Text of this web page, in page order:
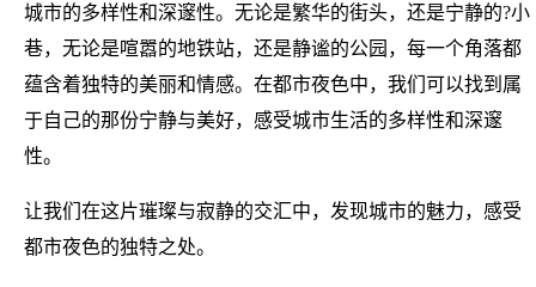
城市的多样性和深邃性。无论是繁华的街头，还是宁静的?小
巷，无论是喧嚣的地铁站，还是静谧的公园，每一个角落都
蕴含着独特的美丽和情感。在都市夜色中，我们可以找到属
于自己的那份宁静与美好，感受城市生活的多样性和深邃
性。
让我们在这片璀璨与寂静的交汇中，发现城市的魅力，感受
都市夜色的独特之处。